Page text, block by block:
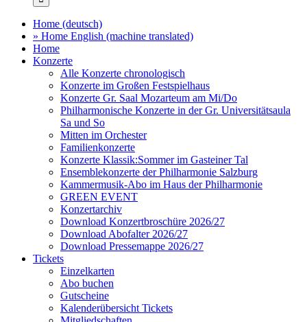
Home (deutsch)
» Home English (machine translated)
Home
Konzerte
Alle Konzerte chronologisch
Konzerte im Großen Festspielhaus
Konzerte Gr. Saal Mozarteum am Mi/Do
Philharmonische Konzerte in der Gr. Universitätsaula
Sa und So
Mitten im Orchester
Familienkonzerte
Konzerte Klassik:Sommer im Gasteiner Tal
Ensemblekonzerte der Philharmonie Salzburg
Kammermusik-Abo im Haus der Philharmonie
GREEN EVENT
Konzertarchiv
Download Konzertbroschüre 2026/27
Download Abofalter 2026/27
Download Pressemappe 2026/27
Tickets
Einzelkarten
Abo buchen
Gutscheine
Kalenderübersicht Tickets